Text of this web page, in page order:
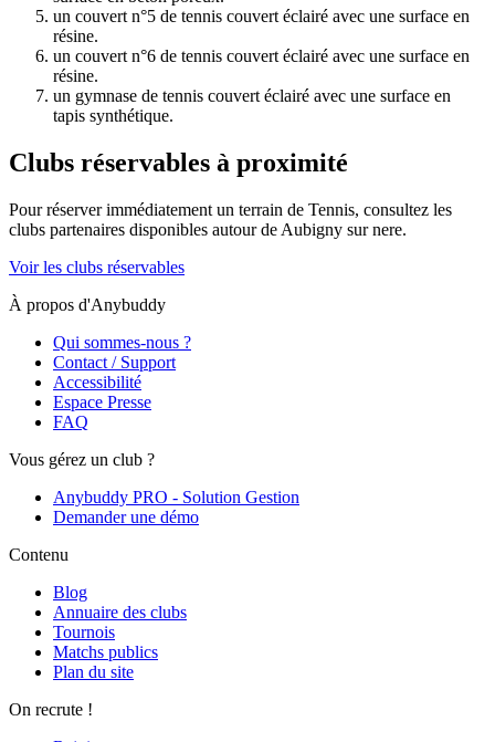
un couvert n°5 de tennis couvert éclairé avec une surface en
résine.
un couvert n°6 de tennis couvert éclairé avec une surface en
résine.
un gymnase de tennis couvert éclairé avec une surface en
tapis synthétique.
Clubs réservables à proximité
Pour réserver immédiatement un terrain de Tennis, consultez les
clubs partenaires disponibles autour de Aubigny sur nere.
Voir les clubs réservables
À propos d'Anybuddy
Qui sommes-nous ?
Contact / Support
Accessibilité
Espace Presse
FAQ
Vous gérez un club ?
Anybuddy PRO - Solution Gestion
Demander une démo
Contenu
Blog
Annuaire des clubs
Tournois
Matchs publics
Plan du site
On recrute !